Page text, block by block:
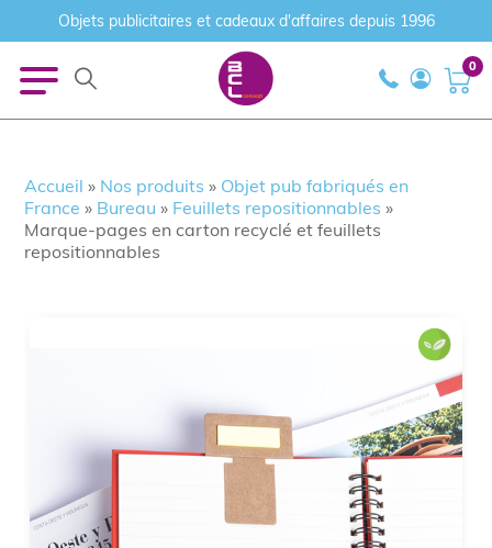
Objets publicitaires et cadeaux d'affaires depuis 1996
0
Accueil » Nos produits » Objet pub fabriqués en
France » Bureau » Feuillets repositionnables »
Marque-pages en carton recyclé et feuillets
repositionnables